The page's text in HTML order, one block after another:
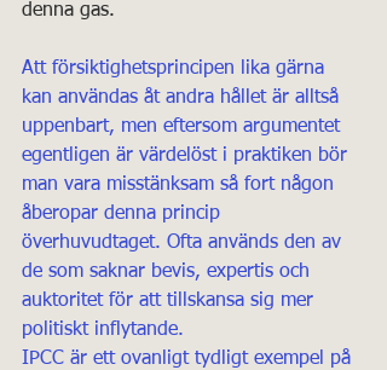
denna gas.
Att försiktighetsprincipen lika gärna
kan användas åt andra hållet är alltså
uppenbart, men eftersom argumentet
egentligen är värdelöst i praktiken bör
man vara misstänksam så fort någon
åberopar denna princip
överhuvudtaget. Ofta används den av
de som saknar bevis, expertis och
auktoritet för att tillskansa sig mer
politiskt inflytande.
IPCC är ett ovanligt tydligt exempel på